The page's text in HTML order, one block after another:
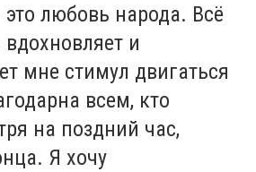
это любовь народа. Всё
и
мне стимул двигаться
всем, кто
на поздний час,
Я хочу